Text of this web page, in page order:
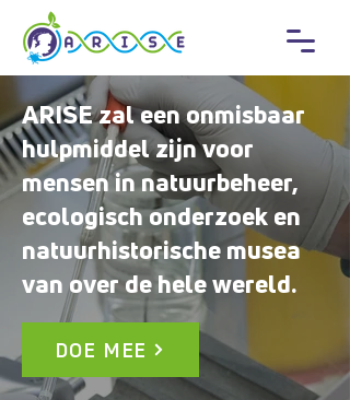
ARISE zal een onmisbaar
hulpmiddel zijn voor
mensen in natuurbeheer,
ecologisch onderzoek en
natuurhistorische musea
van over de hele wereld.
DOE MEE